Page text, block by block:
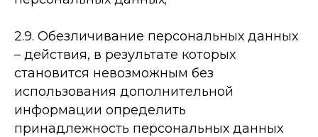
2.9. Обезличивание персональных данных
– действия, в результате которых
становится невозможным без
использования дополнительной
информации определить
принадлежность персональных данных